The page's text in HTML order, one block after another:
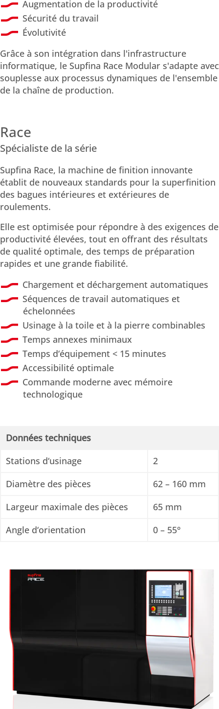
Augmentation de la productivité
Sécurité du travail
Évolutivité
Grâce à son intégration dans l'infrastructure
informatique, le Supfina Race Modular s'adapte avec
souplesse aux processus dynamiques de l'ensemble
de la chaîne de production.
Race
Spécialiste de la série
Supfina Race, la machine de finition innovante
établit de nouveaux standards pour la superfinition
des bagues intérieures et extérieures de
roulements.
Elle est optimisée pour répondre à des exigences de
productivité élevées, tout en offrant des résultats
de qualité optimale, des temps de préparation
rapides et une grande fiabilité.
Chargement et déchargement automatiques
Séquences de travail automatiques et
échelonnées
Usinage à la toile et à la pierre combinables
Temps annexes minimaux
Temps d‘équipement < 15 minutes
Accessibilité optimale
Commande moderne avec mémoire
technologique
Données techniques
Stations d‘usinage
2
Diamètre des pièces
62 – 160 mm
Largeur maximale des pièces
65 mm
Angle d‘orientation
0 – 55°